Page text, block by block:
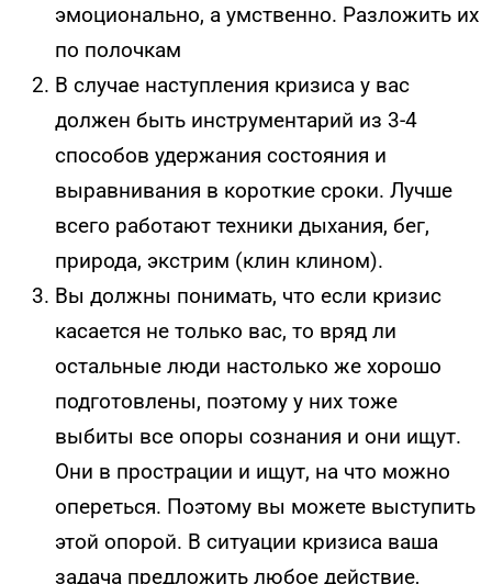
эмоционально, а умственно. Разложить их
по полочкам
В случае наступления кризиса у вас
должен быть инструментарий из 3-4
способов удержания состояния и
выравнивания в короткие сроки. Лучше
всего работают техники дыхания, бег,
природа, экстрим (клин клином).
Вы должны понимать, что если кризис
касается не только вас, то вряд ли
остальные люди настолько же хорошо
подготовлены, поэтому у них тоже
выбиты все опоры сознания и они ищут.
Они в прострации и ищут, на что можно
опереться. Поэтому вы можете выступить
этой опорой. В ситуации кризиса ваша
задача предложить любое действие,